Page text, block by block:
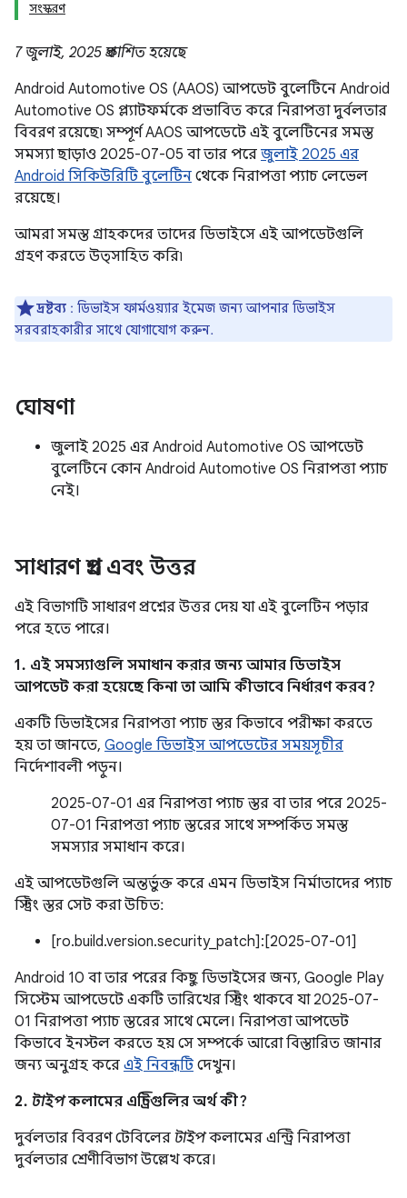
সংস্করণ
7 জুলাই, 2025 প্রকাশিত হয়েছে
Android Automotive OS (AAOS) আপডেট বুলেটিনে Android
Automotive OS প্ল্যাটফর্মকে প্রভাবিত করে নিরাপত্তা দুর্বলতার
বিবরণ রয়েছে৷ সম্পূর্ণ AAOS আপডেটে এই বুলেটিনের সমস্ত
সমস্যা ছাড়াও 2025-07-05 বা তার পরে জুলাই 2025 এর
Android সিকিউরিটি বুলেটিন থেকে নিরাপত্তা প্যাচ লেভেল
রয়েছে।
আমরা সমস্ত গ্রাহকদের তাদের ডিভাইসে এই আপডেটগুলি
গ্রহণ করতে উত্সাহিত করি৷
দ্রষ্টব্য : ডিভাইস ফার্মওয়্যার ইমেজ জন্য আপনার ডিভাইস
সরবরাহকারীর সাথে যোগাযোগ করুন.
ঘোষণা
জুলাই 2025 এর Android Automotive OS আপডেট
বুলেটিনে কোন Android Automotive OS নিরাপত্তা প্যাচ
নেই।
সাধারণ প্রশ্ন এবং উত্তর
এই বিভাগটি সাধারণ প্রশ্নের উত্তর দেয় যা এই বুলেটিন পড়ার
পরে হতে পারে।
1. এই সমস্যাগুলি সমাধান করার জন্য আমার ডিভাইস
আপডেট করা হয়েছে কিনা তা আমি কীভাবে নির্ধারণ করব?
একটি ডিভাইসের নিরাপত্তা প্যাচ স্তর কিভাবে পরীক্ষা করতে
হয় তা জানতে, Google ডিভাইস আপডেটের সময়সূচীর
নির্দেশাবলী পড়ুন।
2025-07-01 এর নিরাপত্তা প্যাচ স্তর বা তার পরে 2025-
07-01 নিরাপত্তা প্যাচ স্তরের সাথে সম্পর্কিত সমস্ত
সমস্যার সমাধান করে।
এই আপডেটগুলি অন্তর্ভুক্ত করে এমন ডিভাইস নির্মাতাদের প্যাচ
স্ট্রিং স্তর সেট করা উচিত:
[ro.build.version.security_patch]:[2025-07-01]
Android 10 বা তার পরের কিছু ডিভাইসের জন্য, Google Play
সিস্টেম আপডেটে একটি তারিখের স্ট্রিং থাকবে যা 2025-07-
01 নিরাপত্তা প্যাচ স্তরের সাথে মেলে। নিরাপত্তা আপডেট
কিভাবে ইনস্টল করতে হয় সে সম্পর্কে আরো বিস্তারিত জানার
জন্য অনুগ্রহ করে এই নিবন্ধটি দেখুন।
2. টাইপকলামের এন্ট্রিগুলির অর্থ কী?
দুর্বলতার বিবরণ টেবিলের টাইপকলামের এন্ট্রি নিরাপত্তা
দুর্বলতার শ্রেণীবিভাগ উল্লেখ করে।